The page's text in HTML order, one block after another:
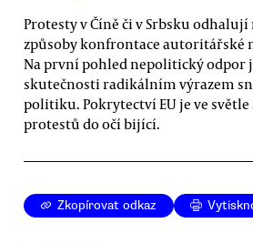
Protesty v Číně či v Srbsku odhalují
způsoby konfrontace autoritářské
Na první pohled nepolitický odpor
skutečnosti radikálním výrazem
politiku. Pokrytectví EU je ve světle
protestů do očí bijící.
Zkopírovat odkaz